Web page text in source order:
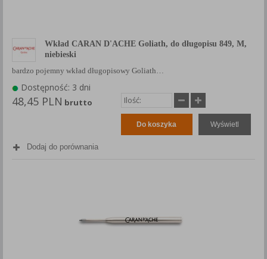
Wkład CARAN D'ACHE Goliath, do długopisu 849, M,
niebieski
bardzo pojemny wkład długopisowy Goliath…
Dostępność: 3 dni
48,45 PLN brutto
Do koszyka Wyświetl
Dodaj do porównania